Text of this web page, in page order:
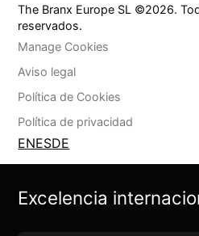
The Branx Europe SL ©2026.
reservados.
Manage Cookies
Aviso legal
Política de Cookies
Política de privacidad
ENESDE
Excelencia